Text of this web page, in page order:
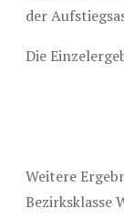
der
Die
Weitere
Bezirksklasse